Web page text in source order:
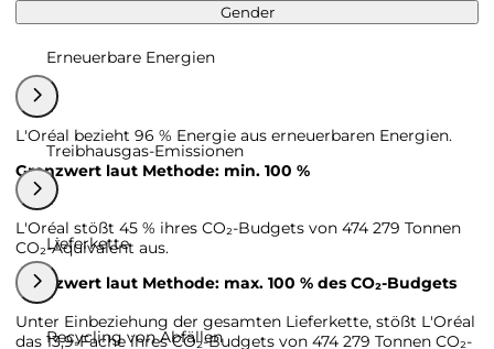
Gender
Erneuerbare Energien
L'Oréal bezieht 96 % Energie aus erneuerbaren Energien.
Grenzwert laut Methode: min. 100 %
Treibhausgas-Emissionen
L'Oréal stößt 45 % ihres CO₂-Budgets von 474 279 Tonnen
CO₂-Äquivalent aus.
Grenzwert laut Methode: max. 100 % des CO₂-Budgets
Lieferkette
Unter Einbeziehung der gesamten Lieferkette, stößt L'Oréal
das 13,9-Fache ihres CO₂-Budgets von 474 279 Tonnen CO₂-
Recycling von Abfällen